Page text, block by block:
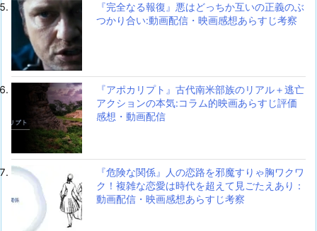
『完全なる報復』悪はどっちか互いの正義のぶ
つかり合い:動画配信・映画感想あらすじ考察
『アポカリプト』古代南米部族のリアル＋逃亡
アクションの本気:コラム的映画あらすじ評価
感想・動画配信
『危険な関係』人の恋路を邪魔すりゃ胸ワクワ
ク！複雑な恋愛は時代を超えて見ごたえあり：
動画配信・映画感想あらすじ考察